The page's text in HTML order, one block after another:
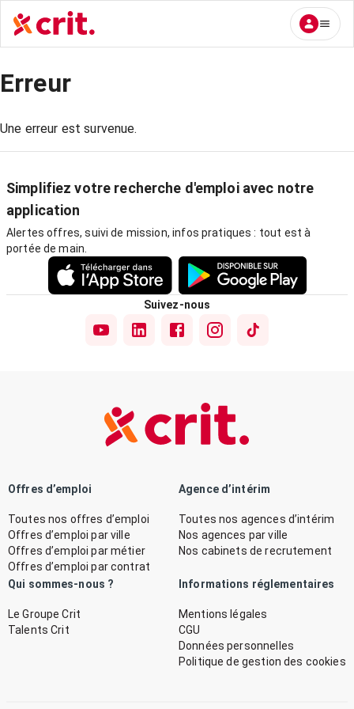
Erreur
Une erreur est survenue.
Simplifiez votre recherche d'emploi avec notre
application
Alertes offres, suivi de mission, infos pratiques : tout est à
portée de main.
Suivez-nous
Offres d’emploi
Toutes nos offres d’emploi
Offres d’emploi par ville
Offres d’emploi par métier
Offres d’emploi par contrat
Agence d’intérim
Toutes nos agences d’intérim
Nos agences par ville
Nos cabinets de recrutement
Qui sommes-nous ?
Le Groupe Crit
Talents Crit
Informations réglementaires
Mentions légales
CGU
Données personnelles
Politique de gestion des cookies